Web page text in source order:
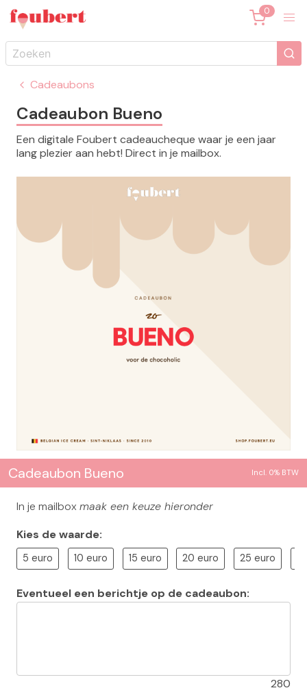
Cadeaubons
Cadeaubon Bueno
Een digitale Foubert cadeaucheque waar je een jaar
lang plezier aan hebt! Direct in je mailbox.
Cadeaubon Bueno Incl. 0% BTW
In je mailbox maak een keuze hieronder
Kies de waarde:
5 euro 10 euro 15 euro 20 euro 25 euro
Eventueel een berichtje op de cadeaubon:
280